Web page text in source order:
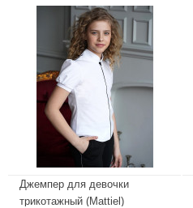
Джемпер для девочки
трикотажный (Mattiel)